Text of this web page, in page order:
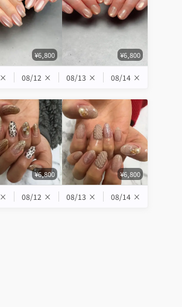
¥6,800 ¥6,800
× 08/12 × 08/13 × 08/14 ×
¥6,800 ¥6,800
× 08/12 × 08/13 × 08/14 ×